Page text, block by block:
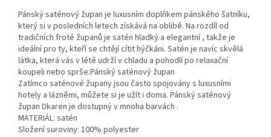
Pánský saténový župan je luxusním doplňkem pánského šatníku,
který si v posledních letech získává na oblibě. Na rozdíl od
tradičních froté županů je satén hladký a elegantní , takže je
ideální pro ty, kteří se chtějí cítit hýčkáni. Satén je navíc skvělá
látka, která vás v létě udrží v chladu a pohodlí po relaxační
koupeli nebo sprše.Pánský saténový župan
Zatímco saténové župany jsou často spojovány s luxusními
hotely a lázněmi, můžete si je užít i doma. Pánský saténový
župan Dkaren je dostupný v mnoha barvách .
MATERIÁL: satén
Složení suroviny: 100% polyester